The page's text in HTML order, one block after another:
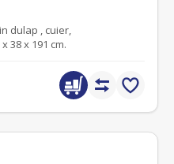
dulap , cuier,
38 x 191 cm.